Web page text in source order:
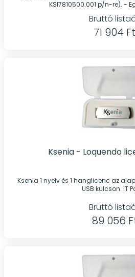
KSI7810500.001 p/n-re). -
Bruttó
71 904 Ft
Ksenia - Loquendo
Ksenia 1 nyelv és 1 hanglicenc az
USB kulcson. IT
Bruttó
89 056